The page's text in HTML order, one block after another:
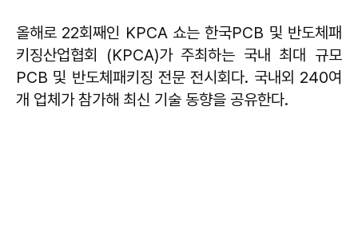
올해로 22회째인 KPCA 쇼는 한국PCB 및 반도체패
키징산업협회 (KPCA)가 주최하는 국내 최대 규모
PCB 및 반도체패키징 전문 전시회다. 국내외 240여
개 업체가 참가해 최신 기술 동향을 공유한다.